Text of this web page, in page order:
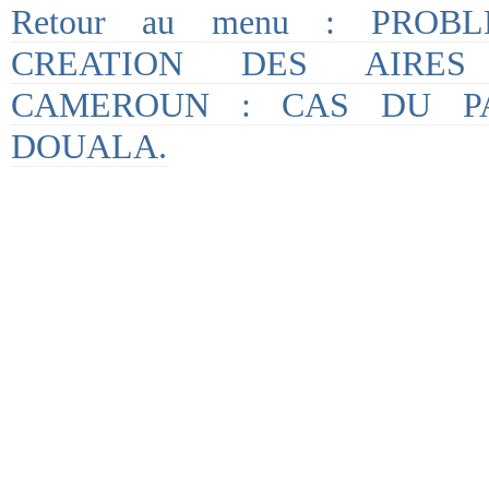
Retour au menu :
CREATION DES
CAMEROUN : CAS DU
DOUALA.